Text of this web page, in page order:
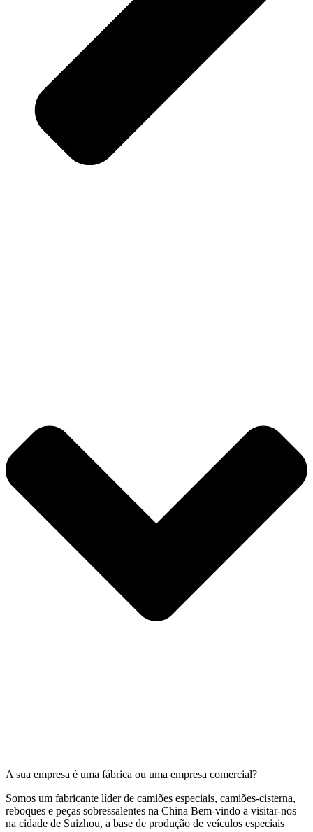
A sua empresa é uma fábrica ou uma empresa comercial?
Somos um fabricante líder de camiões especiais, camiões-cisterna,
reboques e peças sobressalentes na China Bem-vindo a visitar-nos
na cidade de Suizhou, a base de produção de veículos especiais